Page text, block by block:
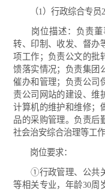
（1）行政综合专员
岗位描述：负责董
转、印制、收发、督办
项工作；负责公文的批
馈落实情况；负责集团
催办和管理；负责公司
责公司网站的建设、维
计算机的维护和维修；
品的采购管理。负责后
社会治安综合治理等工作
岗位要求：
①行政管理、公共关
等相关专业，年龄30周